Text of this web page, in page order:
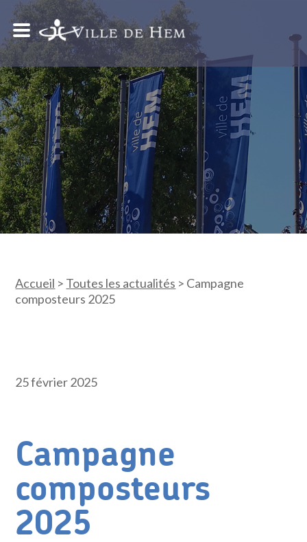
Accueil > Toutes les actualités > Campagne
composteurs 2025
25 février 2025
Campagne
composteurs
2025